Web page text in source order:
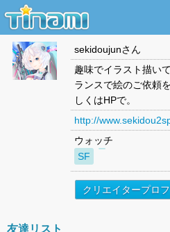
sekidoujunさん
趣味でイラスト描い
ランスで絵のご依頼
しくはHPで。
http://
ウォッチ
SF
クリエイタープロ
友達リスト